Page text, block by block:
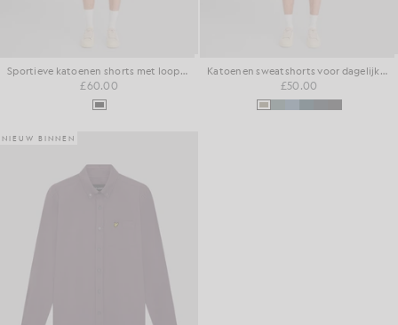
Sportieve katoenen shorts met loopback-effect
£60.00
Katoenen sweatshorts voor dagelijks gebruik
£50.00
NIEUW BINNEN